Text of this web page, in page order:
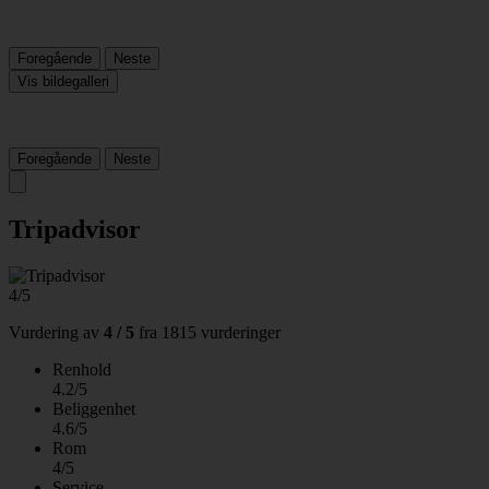
Foregående
Neste
Vis bildegalleri
Foregående Neste
Tripadvisor
4/5
Vurdering av 4 / 5 fra 1815 vurderinger
Renhold
4.2/5
Beliggenhet
4.6/5
Rom
4/5